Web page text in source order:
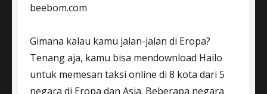
beebom.com
Gimana kalau kamu jalan-jalan di Eropa?
Tenang aja, kamu bisa mendownload Hailo
untuk memesan taksi online di 8 kota dari 5
negara di Eropa dan Asia. Beberapa negara